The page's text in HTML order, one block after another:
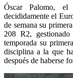
Óscar Palomo,
decididamente el
de semana su
208 R2,
temporada su
disciplina a la que
después de haberse